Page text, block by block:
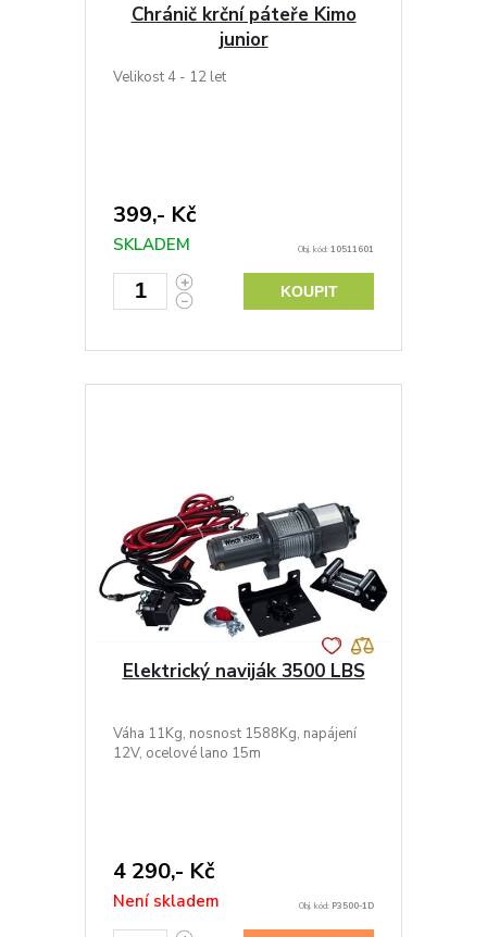
Chránič krční páteře Kimo
junior
Velikost 4 - 12 let
399,- Kč
SKLADEM Obj. kód:10511601
KOUPIT
Elektrický naviják 3500 LBS
Váha 11Kg, nosnost 1588Kg, napájení
12V, ocelové lano 15m
4 290,- Kč
Není skladem Obj. kód: P3500-1D